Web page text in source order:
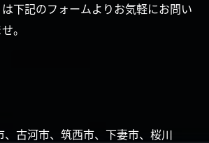
下記のフォームよりお気軽にお問い
。
古河市、筑西市、下妻市、桜川